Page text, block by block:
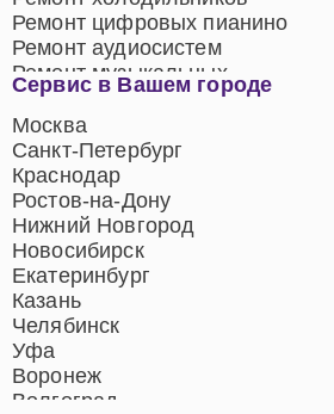
Сервис в Вашем городе
Москва
Санкт-Петербург
Краснодар
Ростов-на-Дону
Нижний Новгород
Новосибирск
Екатеринбург
Казань
Челябинск
Уфа
Воронеж
Волгоград
Ремонт цифровых пианино
Ремонт аудиосистем
Ремонт музыкальных
центров
Ремонт домашних
кинотеатров
Ремонт микрофонов
Ремонт акустических
систем